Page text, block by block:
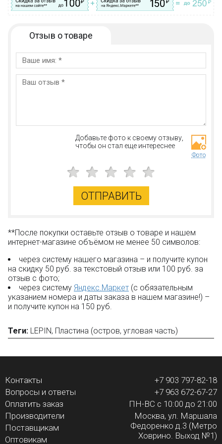
Отзыв о товаре
Добавьте фото к своему отзыву,
чтобы он стал еще интереснее
Фото
ОТПРАВИТЬ
**После покупки оставьте отзыв о товаре и нашем
интернет-магазине объёмом не менее 50 символов:
через систему нашего магазина – и получите купон
на скидку 50 руб. за текстовый отзыв или 100 руб. за
отзыв с фото;
через систему Яндекс.Маркет (с обязательным
указанием номера и даты заказа в нашем магазине!) –
и получите купон на 150 руб.
Теги: LEPIN, Пластина (остров, угловая часть)
Контакты
Вопросы и ответы
Оплатить заказ
Производители
Поставщикам
Оптовикам
+7 903 797-82-18
+7 963 672-67-27
ПН-ВС с 10:00 до 21:00
Москва, ул. Маршала
Федоренко д.3 (Метро
Ховрино. Выход №1)